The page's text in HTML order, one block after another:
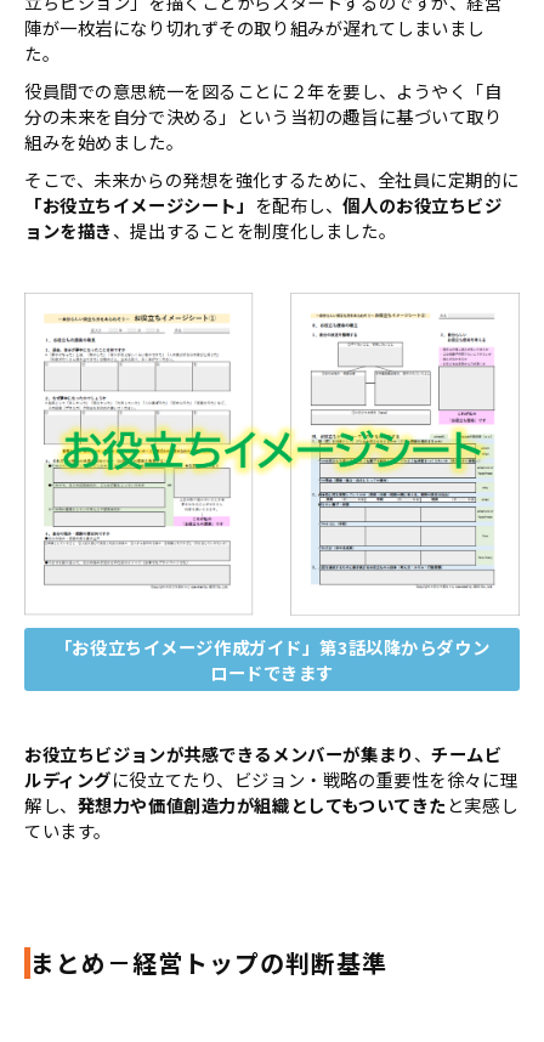
陣が一枚岩になり切れずその取り組みが遅れてしまいまし
た。
役員間での意思統一を図ることに２年を要し、ようやく「自
分の未来を自分で決める」という当初の趣旨に基づいて取り
組みを始めました。
そこで、未来からの発想を強化するために、全社員に定期的に
「お役立ちイメージシート」 を配布し、個人のお役立ちビジ
ョンを描き、提出することを制度化しました。
「お役立ちイメージ作成ガイド」第3話以降からダウン
ロードできます
お役立ちビジョンが共感できるメンバーが集まり、チームビ
ルディングに役立てたり、ビジョン・戦略の重要性を徐々に理
解し、 発想力や価値創造力が組織としてもついてきたと実感し
ています。
まとめ－経営トップの判断基準